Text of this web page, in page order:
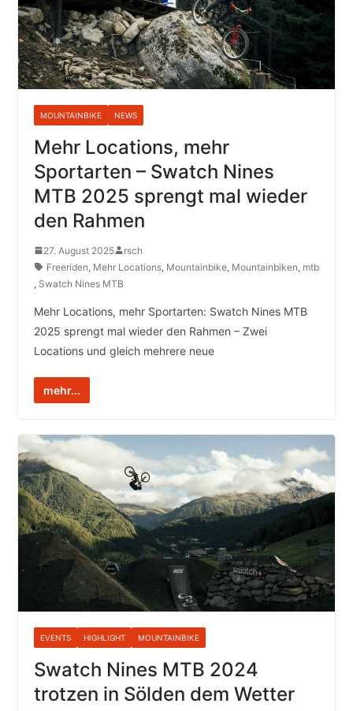
MOUNTAINBIKE NEWS
Mehr Locations, mehr
Sportarten – Swatch Nines
MTB 2025 sprengt mal wieder
den Rahmen
27. August 2025
rsch
Freeriden, Mehr Locations, Mountainbike, Mountainbiken, mtb
, Swatch Nines MTB
Mehr Locations, mehr Sportarten: Swatch Nines MTB
2025 sprengt mal wieder den Rahmen – Zwei
Locations und gleich mehrere neue
mehr...
EVENTS HIGHLIGHT MOUNTAINBIKE
Swatch Nines MTB 2024
trotzen in Sölden dem Wetter